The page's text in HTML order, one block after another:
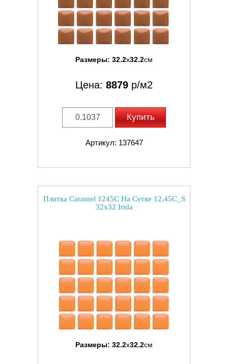
Размеры: 32.2x32.2см
Цена: 8879 р/м2
Купить
Артикул: 137647
Плитка Caramel 1245C На Сетке 12.45C_S
32x32 Irida
Размеры: 32.2x32.2см